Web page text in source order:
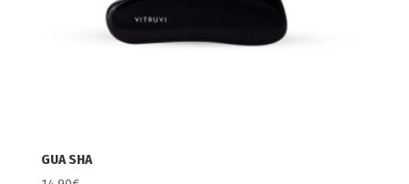
GUA SHA